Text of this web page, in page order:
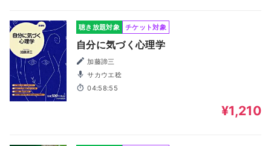
聴き放題対象 チケット対象
自分に気づく心理学
加藤諦三
サカウエ稔
04:58:55
¥1,210